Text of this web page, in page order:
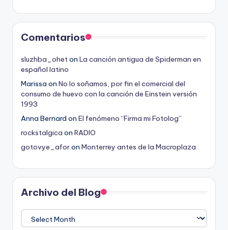
Comentarios
sluzhba_oheton La canción antigua de Spiderman en
español latino
Marissa on No lo soñamos, por fin el comercial del
consumo de huevo con la canción de Einstein versión
1993
Anna Bernard on El fenómeno “Firma mi Fotolog”
rockstalgica on RADIO
gotovye_aforon Monterrey antes de la Macroplaza
Archivo del Blog
del